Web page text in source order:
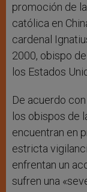
promoción de
católica en
cardenal
2000, obispo
los Estados
De acuerdo
los obispos de
encuentran en
estricta
enfrentan un
sufren una